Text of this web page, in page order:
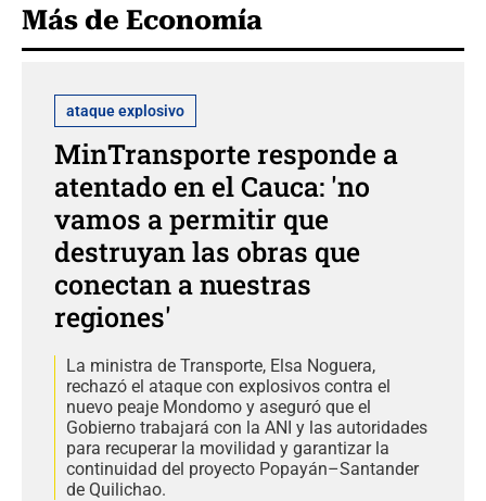
Más de Economía
ataque explosivo
MinTransporte responde a
atentado en el Cauca: 'no
vamos a permitir que
destruyan las obras que
conectan a nuestras
regiones'
La ministra de Transporte, Elsa Noguera,
rechazó el ataque con explosivos contra el
nuevo peaje Mondomo y aseguró que el
Gobierno trabajará con la ANI y las autoridades
para recuperar la movilidad y garantizar la
continuidad del proyecto Popayán–Santander
de Quilichao.